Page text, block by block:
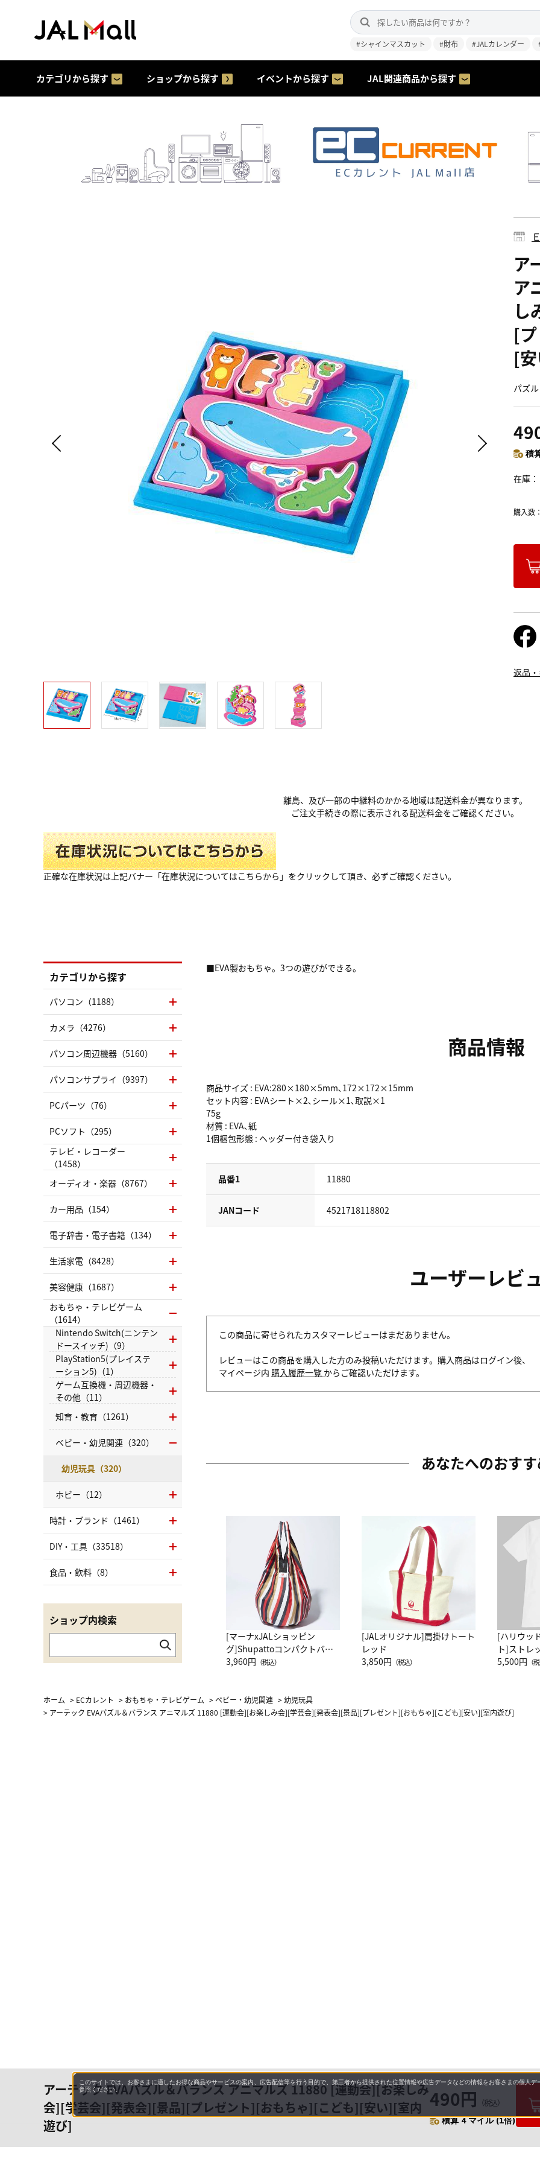
#シャインマスカット #財布 #JALカレンダー
カテゴリから探す ショップから探す イベントから探す JAL関連商品から探す
ア
ア
し
[
[
パズ
積
在庫
購入数
アーテック EVAパズル＆バランス アニマルズ 11880 [運動会][お楽しみ
会][学芸会][発表会][景品][プレゼント][おもちゃ][こども][安い][室内
遊び]
490円 （税込）
積算 4 マイル (1倍)
返品
離島、及び一部の中継料のかかる地域は配送料金が異なります。
ご注文手続きの際に表示される配送料金をご確認ください。
正確な在庫状況は上記バナー「在庫状況についてはこちらから」をクリックして頂き、必ずご確認ください。
■EVA製おもちゃ。3つの遊びができる。
商品情報
商品サイズ : EVA:280×180×5mm､172×172×15mm
セット内容 : EVAシート×2､シール×1､取説×1
75g
材質 : EVA､紙
1個梱包形態 : ヘッダー付き袋入り
品番1 11880
JANコード 4521718118802
ユーザーレビ
この商品に寄せられたカスタマーレビューはまだありません。
レビューはこの商品を購入した方のみ投稿いただけます。購入商品はログイン後、
マイページ内 購入履歴一覧 からご確認いただけます。
あなたへのおす
[マーナxJALショッピン
グ]Shupattoコンパクトバッ
グ Drop JAL客室乗務員
3,960円 （税込）
[JALオリジナル]肩掛けトート
レッド
3,850円 （税込）
[ハリウッ
ト]ストレ
ーネック
5,500円 （
カテゴリから探す
パソコン（1188）
カメラ（4276）
パソコン周辺機器（5160）
パソコンサプライ（9397）
PCパーツ（76）
PCソフト（295）
テレビ・レコーダー
（1458）
オーディオ・楽器（8767）
カー用品（154）
電子辞書・電子書籍（134）
生活家電（8428）
美容健康（1687）
おもちゃ・テレビゲーム
（1614）
Nintendo Switch(ニンテン
ドースイッチ)（9）
PlayStation5(プレイステ
ーション5)（1）
ゲーム互換機・周辺機器・
その他（11）
知育・教育（1261）
ベビー・幼児関連（320）
幼児玩具（320）
ホビー（12）
時計・ブランド（1461）
DIY・工具（33518）
食品・飲料（8）
ショップ内検索
ホーム > ECカレント > おもちゃ・テレビゲーム >ベビー・幼児関連 >幼児玩具
> アーテック EVAパズル＆バランス アニマルズ 11880 [運動会][お楽しみ会][学芸会][発表会][景品][プレゼント][おもちゃ][こども][安い][室内遊び]
このサイトでは、お客さまに適したお得な商品やサービスの案内、広告配信等を行う目的で、第三者から提供された位置情報や広告データなどの情報をお客さまの個人
参照ください。